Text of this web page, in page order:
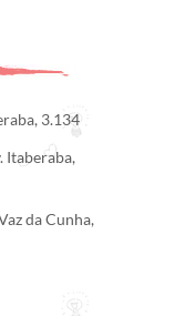
3.134
Itaberaba,
da Cunha,